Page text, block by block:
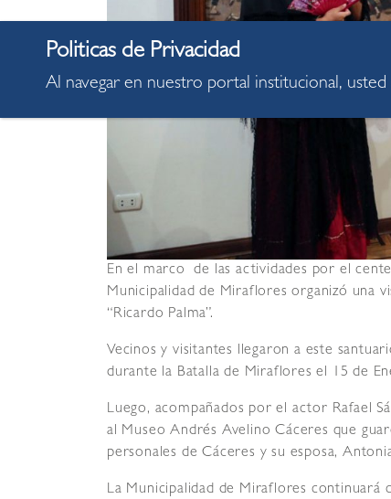
En el marco de las actividades por el
Municipalidad de Miraflores organizó una
“Ricardo Palma”.
Vecinos y visitantes llegaron a este
durante la Batalla de Miraflores el 15 de
Luego, acompañados por el actor Rafael
al Museo Andrés Avelino Cáceres que
personales de Cáceres y su esposa,
La Municipalidad de Miraflores continuará
Al navegar en nuestro portal institucional, usted